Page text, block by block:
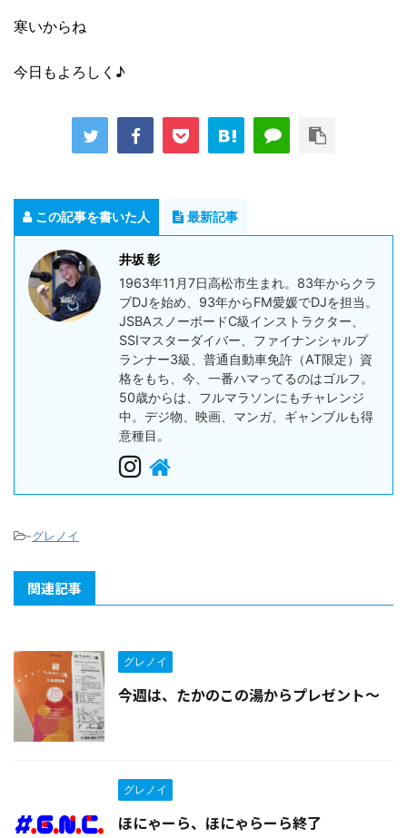
寒いからね
今日もよろしく♪
この記事を書いた人 最新記事
井坂 彰
1963年11月7日高松市生まれ。83年からクラ
ブDJを始め、93年からFM愛媛でDJを担当。
JSBAスノーボードC級インストラクター、
SSIマスターダイバー、ファイナンシャルプ
ランナー3級、普通自動車免許（AT限定）資
格をもち、今、一番ハマってるのはゴルフ。
50歳からは、フルマラソンにもチャレンジ
中。デジ物、映画、マンガ、ギャンブルも得
意種目。
-グレノイ
関連記事
グレノイ
今週は、たかのこの湯からプレゼント〜
グレノイ
ほにゃーら、ほにゃらーら終了